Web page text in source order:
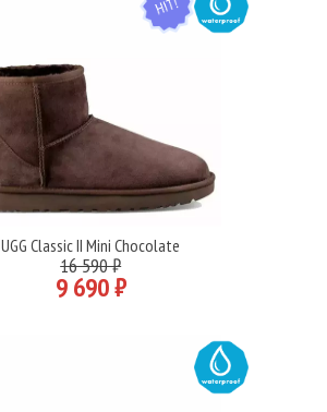
Подробнее
UGG Classic II Mini Chocolate
16 590 ₽
9 690 ₽
WATER